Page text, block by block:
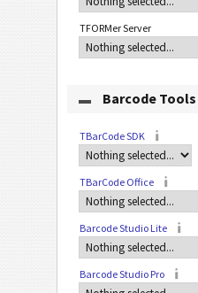
TFORMer Server
Barcode Tools
TBarCode SDK
TBarCode Office
Barcode Studio Lite
Barcode Studio Pro